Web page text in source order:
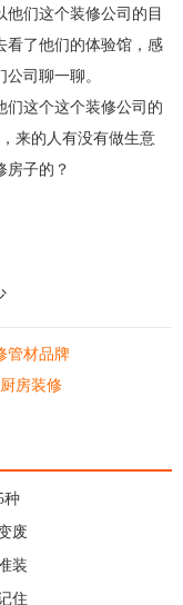
们这个装修公司的目
看了他们的体验馆，感
司聊一聊。
们这个这个装修公司的
来的人有没有做生意
房子的？
管材品牌
房装修
种
废
装
住